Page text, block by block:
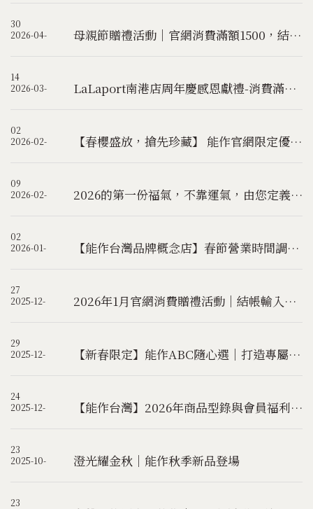
30
2026-04-
14
母親節贈禮活動｜官網消費滿額1500，結帳輸入優惠碼【dahlia】 即可獲得限量好禮(已結束)
2026-03-
02
LaLaport南港店周年慶感恩獻禮-消費滿額即獲得扭蛋機遊戲機會
2026-02-
09
【春櫻盛放，搶先珍藏】 能作官網限定優惠，2/23起首週結帳輸入優惠碼【sakura】，立享9折優惠!(已結束)
2026-02-
02
2026的第一份福氣，不靠運氣，由您定義 - 「新春隨心選」福袋，LaLaport南港店限量登場！
2026-01-
27
【能作台灣品牌概念店】春節營業時間調整&年前最後出貨日公告
2025-12-
29
2026年1月官網消費贈禮活動｜結帳輸入優惠碼2026 即可獲得限量好禮(已贈完)
2025-12-
24
【新春限定】能作ABC隨心選｜打造專屬您的6666幸運福袋
2025-12-
23
【能作台灣】2026年商品型錄與會員福利調整公告
2025-10-
23
澄光耀金秋｜能作秋季新品登場